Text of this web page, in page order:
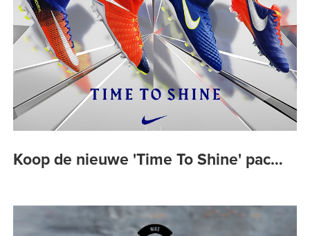
Koop de nieuwe 'Time To Shine' pac…